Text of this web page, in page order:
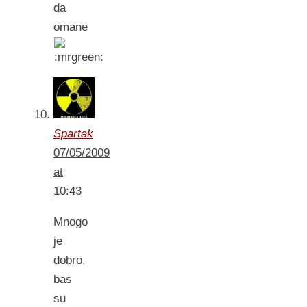
da
omane
Spartak
07/05/2009
at
10:43
Mnogo
je
dobro,
bas
su